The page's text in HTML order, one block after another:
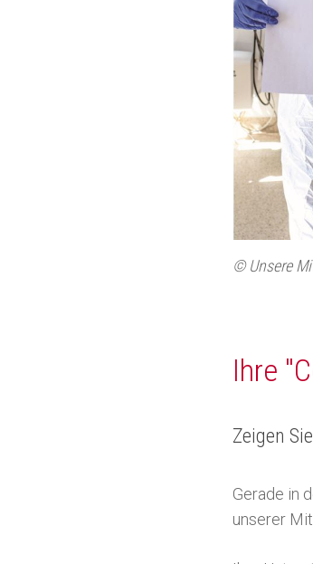
© Unsere
Ihre
Zeigen
Gerade in
unserer